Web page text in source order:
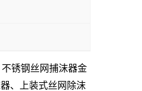
不锈钢丝网捕沫器金
、上装式丝网除沫